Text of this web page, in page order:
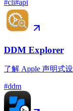
#cli#api
DDM Explorer
了解 Apple 声明式
#ddm